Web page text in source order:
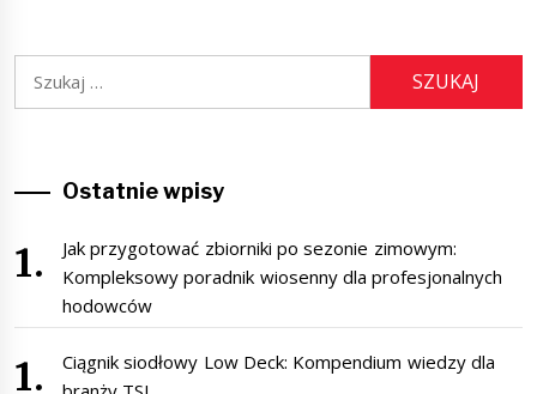
Ostatnie wpisy
Jak przygotować zbiorniki po sezonie zimowym:
Kompleksowy poradnik wiosenny dla profesjonalnych
hodowców
Ciągnik siodłowy Low Deck: Kompendium wiedzy dla